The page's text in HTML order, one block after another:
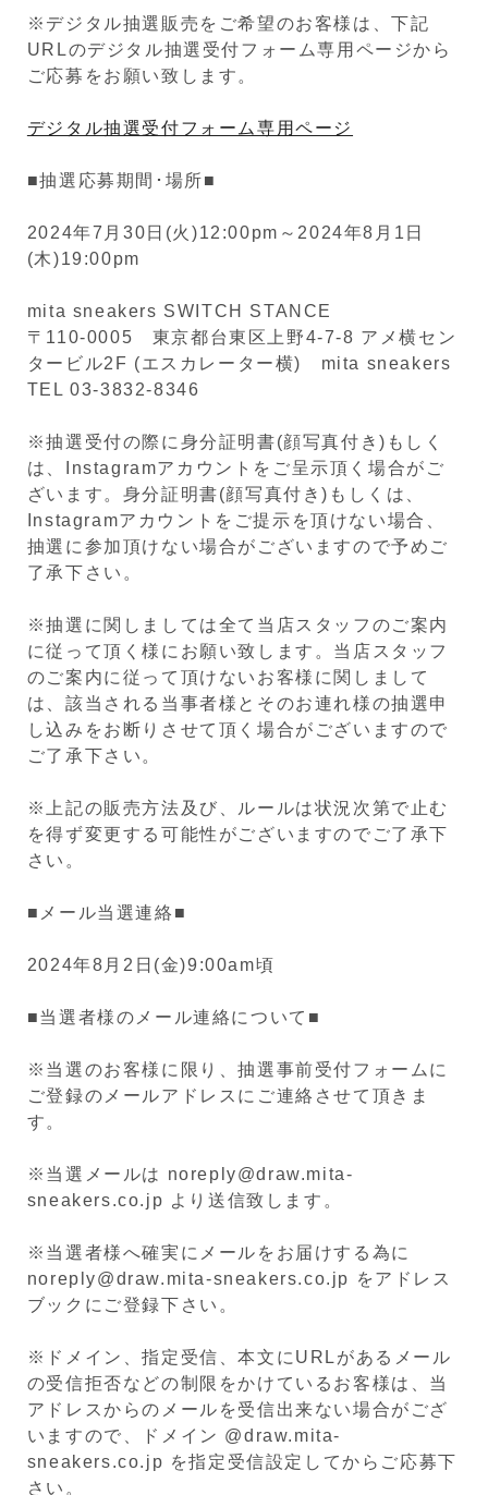
※デジタル抽選販売をご希望のお客様は、下記
URLのデジタル抽選受付フォーム専用ページから
ご応募をお願い致します。
デジタル抽選受付フォーム専用ページ
■抽選応募期間･場所■
2024年7月30日(火)12:00pm～2024年8月1日
(木)19:00pm
mita sneakers SWITCH STANCE
〒110-0005 東京都台東区上野4-7-8 アメ横セン
タービル2F (エスカレーター横) mita sneakers
TEL 03-3832-8346
※抽選受付の際に身分証明書(顔写真付き)もしく
は、Instagramアカウントをご呈示頂く場合がご
ざいます。身分証明書(顔写真付き)もしくは、
Instagramアカウントをご提示を頂けない場合、
抽選に参加頂けない場合がございますので予めご
了承下さい。
※抽選に関しましては全て当店スタッフのご案内
に従って頂く様にお願い致します。当店スタッフ
のご案内に従って頂けないお客様に関しまして
は、該当される当事者様とそのお連れ様の抽選申
し込みをお断りさせて頂く場合がございますので
ご了承下さい。
※上記の販売方法及び、ルールは状況次第で止む
を得ず変更する可能性がございますのでご了承下
さい。
■メール当選連絡■
2024年8月2日(金)9:00am頃
■当選者様のメール連絡について■
※当選のお客様に限り、抽選事前受付フォームに
ご登録のメールアドレスにご連絡させて頂きま
す。
※当選メールは noreply@draw.mita-
sneakers.co.jp より送信致します。
※当選者様へ確実にメールをお届けする為に
noreply@draw.mita-sneakers.co.jp をアドレス
ブックにご登録下さい。
※ドメイン、指定受信、本文にURLがあるメール
の受信拒否などの制限をかけているお客様は、当
アドレスからのメールを受信出来ない場合がござ
いますので、ドメイン @draw.mita-
sneakers.co.jp を指定受信設定してからご応募下
さい。